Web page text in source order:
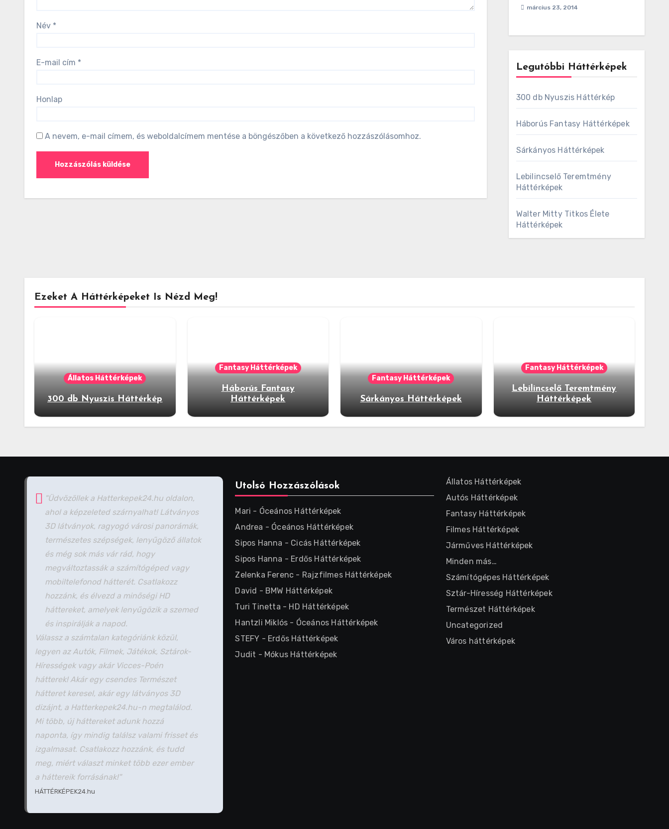
Név *
E-mail cím *
Honlap
A nevem, e-mail címem, és weboldalcímem mentése a böngészőben a következő hozzászólásomhoz.
március 23, 2014
Legutóbbi Háttérképek
300 db Nyuszis Háttérkép
Háborús Fantasy Háttérképek
Sárkányos Háttérképek
Lebilincselő Teremtmény
Háttérképek
Walter Mitty Titkos Élete
Háttérképek
Ezeket A Háttérképeket Is Nézd Meg!
Állatos Háttérképek
300 db Nyuszis Háttérkép
Fantasy Háttérképek
Háborús Fantasy
Háttérképek
Fantasy Háttérképek
Sárkányos Háttérképek
Fantasy Háttérképek
Lebilincselő Teremtmény
Háttérképek
"Üdvözöllek a Hatterkepek24.hu oldalon,
ahol a képzeleted szárnyalhat! Látványos
3D látványok, ragyogó városi panorámák,
természetes szépségek, lenyűgöző állatok
és még sok más vár rád, hogy
megváltoztassák a számítógéped vagy
mobiltelefonod hátterét. Csatlakozz
hozzánk, és élvezd a minőségi HD
háttereket, amelyek lenyűgözik a szemed
és inspirálják a napod.
Válassz a számtalan kategóriánk közül,
legyen az Autók, Filmek, Játékok, Sztárok-
Hírességek vagy akár Vicces-Poén
hátterek! Akár egy csendes Természet
hátteret keresel, akár egy látványos 3D
dizájnt, a Hatterkepek24.hu-n megtalálod.
Mi több, új háttereket adunk hozzá
naponta, így mindig találsz valami frisset és
izgalmasat. Csatlakozz hozzánk, és tudd
meg, miért választ minket több ezer ember
a háttereik forrásának!"
HÁTTÉRKÉPEK24.hu
Utolsó Hozzászólások
Mari - Óceános Háttérképek
Andrea - Óceános Háttérképek
Sipos Hanna - Cicás Háttérképek
Sipos Hanna - Erdős Háttérképek
Zelenka Ferenc - Rajzfilmes Háttérképek
David - BMW Háttérképek
Turi Tinetta - HD Háttérképek
Hantzli Miklós - Óceános Háttérképek
STEFY - Erdős Háttérképek
Judit - Mókus Háttérképek
Állatos Háttérképek
Autós Háttérképek
Fantasy Háttérképek
Filmes Háttérképek
Járműves Háttérképek
Minden más…
Számítógépes Háttérképek
Sztár-Híresség Háttérképek
Természet Háttérképek
Uncategorized
Város háttérképek